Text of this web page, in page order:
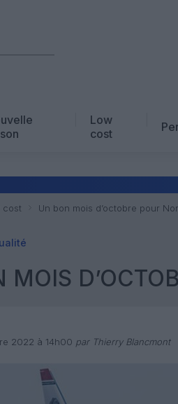
Low
cost
cost Un bon mois d’octobre pour
MOIS
2022 à 14h00 par Thierry Blancmont